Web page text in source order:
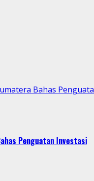
Bahas
Penguatan Investasi